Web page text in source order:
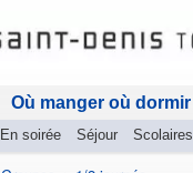
Où manger où dormir
En soirée Séjour Scolaires